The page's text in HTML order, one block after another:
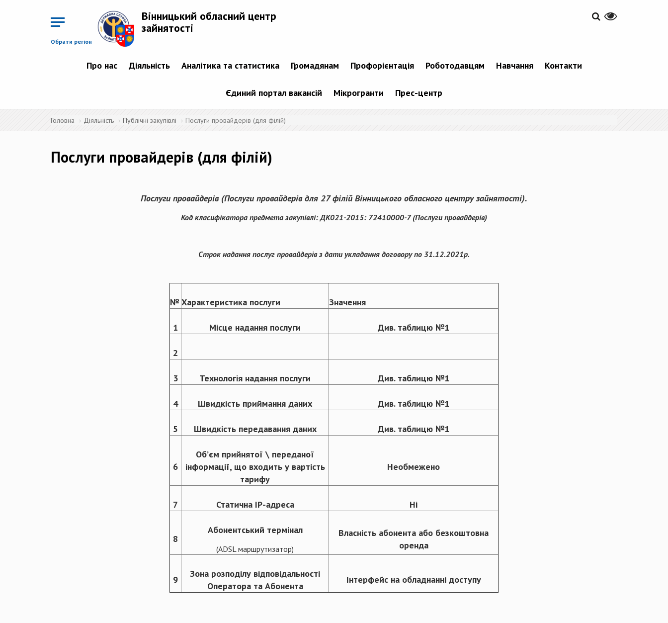
Обрати регіон
Вінницький обласний центр
зайнятості
Про нас Діяльність Аналітика та статистика Громадянам Профорієнтація Роботодавцям Навчання Контакти
Єдиний портал вакансій Мікрогранти Прес-центр
Головна Діяльність Публічні закупівлі Послуги провайдерів (для філій)
Послуги провайдерів (для філій)
Послуги провайдерів (Послуги провайдерів для 27 філій Вінницького обласного центру зайнятості).
Код класифікатора предмета закупівлі: ДК021-2015: 72410000-7 (Послуги провайдерів)
Строк надання послуг провайдерів з дати укладання договору по 31.12.2021р.
№ Характеристика послуги Значення
1 Місце надання послуги Див. таблицю №1
2
3 Технологія надання послуги Див. таблицю №1
4 Швидкість приймання даних Див. таблицю №1
5 Швидкість передавання даних Див. таблицю №1
6
Об’єм прийнятої \ переданої
інформації, що входить у вартість
тарифу
Необмежено
7 Статична IP-адреса Ні
8
Абонентський термінал
(ADSL маршрутизатор)
Власність абонента або безкоштовна
оренда
9
Зона розподілу відповідальності
Оператора та Абонента
Інтерфейс на обладнанні доступу